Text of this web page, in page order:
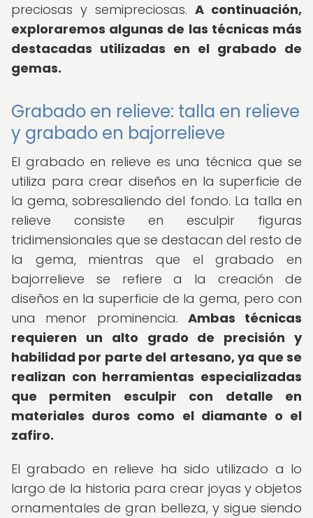
preciosas y semipreciosas. A continuación,
exploraremos algunas de las técnicas más
destacadas utilizadas en el grabado de
gemas.
Grabado en relieve: talla en relieve
y grabado en bajorrelieve
El grabado en relieve es una técnica que se
utiliza para crear diseños en la superficie de
la gema, sobresaliendo del fondo. La talla en
relieve consiste en esculpir figuras
tridimensionales que se destacan del resto de
la gema, mientras que el grabado en
bajorrelieve se refiere a la creación de
diseños en la superficie de la gema, pero con
una menor prominencia. Ambas técnicas
requieren un alto grado de precisión y
habilidad por parte del artesano, ya que se
realizan con herramientas especializadas
que permiten esculpir con detalle en
materiales duros como el diamante o el
zafiro.
El grabado en relieve ha sido utilizado a lo
largo de la historia para crear joyas y objetos
ornamentales de gran belleza, y sigue siendo